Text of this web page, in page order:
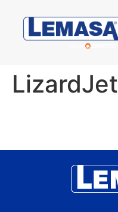
LizardJet